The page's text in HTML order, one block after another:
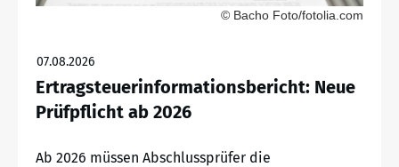
© Bacho Foto/fotolia.com
07.08.2026
Ertragsteuerinformationsbericht: Neue
Prüfpflicht ab 2026
Ab 2026 müssen Abschlussprüfer die